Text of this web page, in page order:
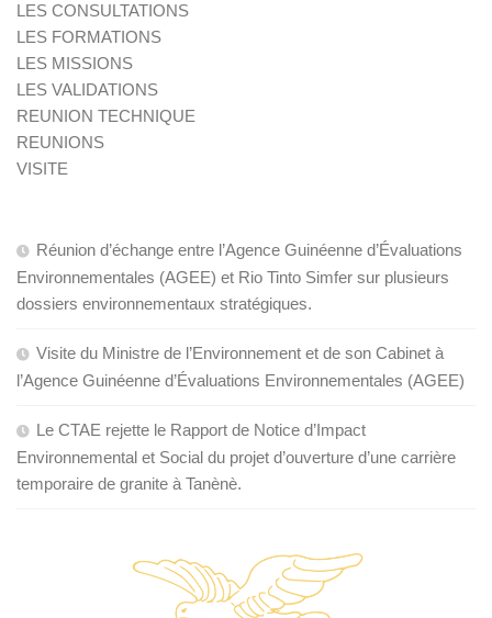
LES CONSULTATIONS
LES FORMATIONS
LES MISSIONS
LES VALIDATIONS
REUNION TECHNIQUE
REUNIONS
VISITE
Réunion d’échange entre l’Agence Guinéenne d’Évaluations
Environnementales (AGEE) et Rio Tinto Simfer sur plusieurs
dossiers environnementaux stratégiques.
Visite du Ministre de l’Environnement et de son Cabinet à
l’Agence Guinéenne d’Évaluations Environnementales (AGEE)
Le CTAE rejette le Rapport de Notice d’Impact
Environnemental et Social du projet d’ouverture d’une carrière
temporaire de granite à Tanènè.